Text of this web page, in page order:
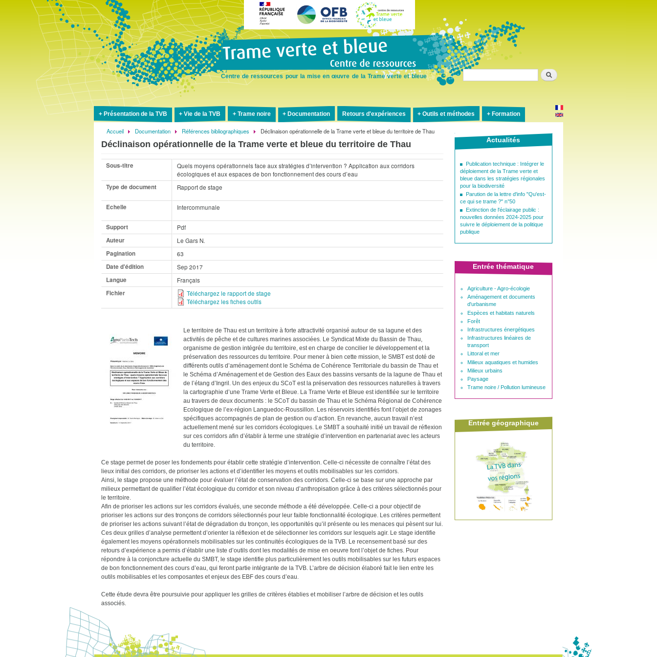
au
contenu
Centre de ressources pour la mise en œuvre de la Trame verte et bleue
Présentation de la TVB Vie de la TVB Trame noire Documentation Retours d'expériences Outils et méthodes Formation
Fil
d'Ariane
Accueil Documentation Références bibliographiques Déclinaison opérationnelle de la Trame verte et bleue du territoire de Thau
Déclinaison opérationnelle de la Trame verte et bleue du territoire de Thau
Sous-titre
Quels moyens opérationnels face aux stratégies d’intervention ? Application aux corridors
écologiques et aux espaces de bon fonctionnement des cours d’eau
Type de document
Rapport de stage
Echelle Intercommunale
Support
Pdf
Auteur
Le Gars N.
Pagination
63
Date d'édition
Sep 2017
Langue
Français
Fichier
Téléchargez le rapport de stage
Téléchargez les fiches outils
Le territoire de Thau est un territoire à forte attractivité organisé autour de sa lagune et des
activités de pêche et de cultures marines associées. Le Syndicat Mixte du Bassin de Thau,
organisme de gestion intégrée du territoire, est en charge de concilier le développement et la
préservation des ressources du territoire. Pour mener à bien cette mission, le SMBT est doté de
différents outils d’aménagement dont le Schéma de Cohérence Territoriale du bassin de Thau et
le Schéma d’Aménagement et de Gestion des Eaux des bassins versants de la lagune de Thau et
de l’étang d’Ingril. Un des enjeux du SCoT est la préservation des ressources naturelles à travers
la cartographie d’une Trame Verte et Bleue. La Trame Verte et Bleue est identifiée sur le territoire
au travers de deux documents : le SCoT du bassin de Thau et le Schéma Régional de Cohérence
Ecologique de l’ex-région Languedoc-Roussillon. Les réservoirs identifiés font l’objet de zonages
spécifiques accompagnés de plan de gestion ou d’action. En revanche, aucun travail n’est
actuellement mené sur les corridors écologiques. Le SMBT a souhaité initié un travail de réflexion
sur ces corridors afin d’établir à terme une stratégie d’intervention en partenariat avec les acteurs
du territoire.
Ce stage permet de poser les fondements pour établir cette stratégie d’intervention. Celle-ci nécessite de connaître l’état des
lieux initial des corridors, de prioriser les actions et d’identifier les moyens et outils mobilisables sur les corridors.
Ainsi, le stage propose une méthode pour évaluer l’état de conservation des corridors. Celle-ci se base sur une approche par
milieux permettant de qualifier l’état écologique du corridor et son niveau d’anthropisation grâce à des critères sélectionnés pour
le territoire.
Afin de prioriser les actions sur les corridors évalués, une seconde méthode a été développée. Celle-ci a pour objectif de
prioriser les actions sur des tronçons de corridors sélectionnés pour leur faible fonctionnalité écologique. Les critères permettent
de prioriser les actions suivant l’état de dégradation du tronçon, les opportunités qu’il présente ou les menaces qui pèsent sur lui.
Ces deux grilles d’analyse permettent d’orienter la réflexion et de sélectionner les corridors sur lesquels agir. Le stage identifie
également les moyens opérationnels mobilisables sur les continuités écologiques de la TVB. Le recensement basé sur des
retours d’expérience a permis d’établir une liste d’outils dont les modalités de mise en oeuvre font l’objet de fiches. Pour
répondre à la conjoncture actuelle du SMBT, le stage identifie plus particulièrement les outils mobilisables sur les futurs espaces
de bon fonctionnement des cours d’eau, qui feront partie intégrante de la TVB. L’arbre de décision élaboré fait le lien entre les
outils mobilisables et les composantes et enjeux des EBF des cours d’eau.
Cette étude devra être poursuivie pour appliquer les grilles de critères établies et mobiliser l’arbre de décision et les outils
associés.
Actualités
Publication technique : Intégrer le
déploiement de la Trame verte et
bleue dans les stratégies régionales
pour la biodiversité
Parution de la lettre d'info "Qu'est-
ce qui se trame ?" n°50
Extinction de l'éclairage public :
nouvelles données 2024-2025 pour
suivre le déploiement de la politique
publique
Entrée thématique
Agriculture - Agro-écologie
Aménagement et documents
d'urbanisme
Espèces et habitats naturels
Forêt
Infrastructures énergétiques
Infrastructures linéaires de
transport
Littoral et mer
Milieux aquatiques et humides
Milieux urbains
Paysage
Trame noire / Pollution lumineuse
Entrée géographique